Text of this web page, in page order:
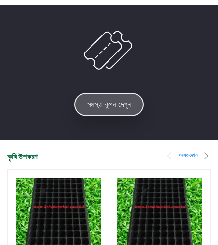
সমস্ত কুপন দেখুন
কৃষি উপকরণ সমস্ত দেখুন